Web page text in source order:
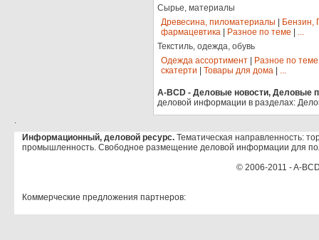
Сырье, материалы
Древесина, пиломатериалы
Бензин,
фармацевтика
Разное по теме
...
Текстиль, одежда, обувь
Одежда ассортимент
Разное по теме
скатерти
Товары для дома ...
A-BCD - Деловые новости, Деловые
деловой информации в разделах:
.
Информационный, деловой ресурс. Тематическая направленность:
промышленность. Свободное размещение деловой информации для
© 2006-2011 - A-
Коммерческие предложения партнеров: